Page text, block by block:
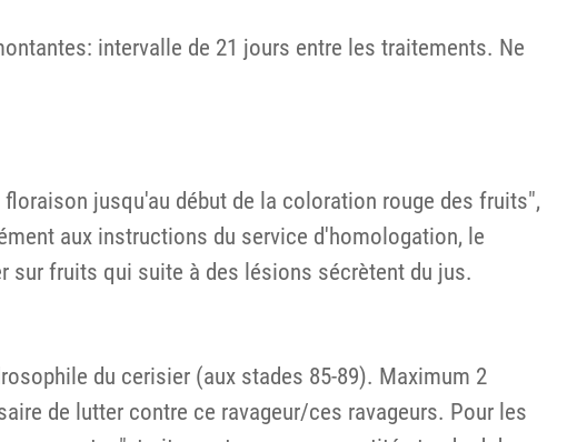
intervalle de 21 jours entre les traitements. Ne
jusqu'au début de la coloration rouge des fruits",
aux instructions du service d'homologation, le
sur fruits qui suite à des lésions sécrètent du jus.
du cerisier (aux stades 85-89). Maximum 2
de lutter contre ce ravageur/ces ravageurs. Pour les